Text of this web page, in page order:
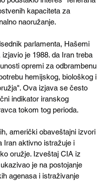
kapaciteta za
naoružanje.
parlamenta, Hašemi
je 1988. da Iran treba
opremi za odbrambenu
hemijskog, biološkog i
Ova izjava se često
indikator iranskog
tokom tog perioda.
američki obaveštajni izvori
Iran aktivno istražuje i
oružje. Izveštaj CIA iz
je na postojanje
agenasa i istraživanje